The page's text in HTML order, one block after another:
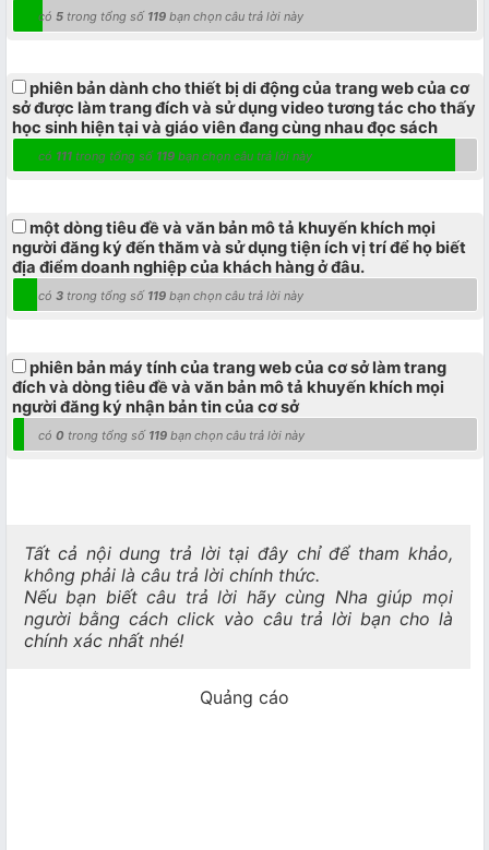
có 5trong tổng số 119bạn chọn câu trả lời này
phiên bản dành cho thiết bị di động của trang web của cơ
sở được làm trang đích và sử dụng video tương tác cho thấy
học sinh hiện tại và giáo viên đang cùng nhau đọc sách
có 111trong tổng số 119bạn chọn câu trả lời này
một dòng tiêu đề và văn bản mô tả khuyến khích mọi
người đăng ký đến thăm và sử dụng tiện ích vị trí để họ biết
địa điểm doanh nghiệp của khách hàng ở đâu.
có 3trong tổng số 119bạn chọn câu trả lời này
phiên bản máy tính của trang web của cơ sở làm trang
đích và dòng tiêu đề và văn bản mô tả khuyến khích mọi
người đăng ký nhận bản tin của cơ sở
có 0 trong tổng số 119bạn chọn câu trả lời này
Tất cả nội dung trả lời tại đây chỉ để tham khảo,
không phải là câu trả lời chính thức.
Nếu bạn biết câu trả lời hãy cùng Nha giúp mọi
người bằng cách click vào câu trả lời bạn cho là
chính xác nhất nhé!
Quảng cáo